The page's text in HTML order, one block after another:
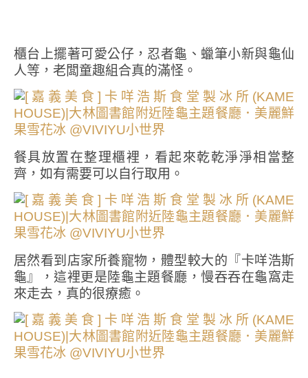
櫃台上擺著可愛公仔，忍者龜、蠟筆小新與龜仙
人等，老闆童趣組合真的滿怪。
餐具放置在整理櫃裡，看起來乾乾淨淨相當整
齊，如有需要可以自行取用。
居然看到店家所養寵物，體型較大的『卡咩浩斯
龜』，這裡更是陸龜主題餐廳，慢吞吞在龜窩走
來走去，真的很療癒。